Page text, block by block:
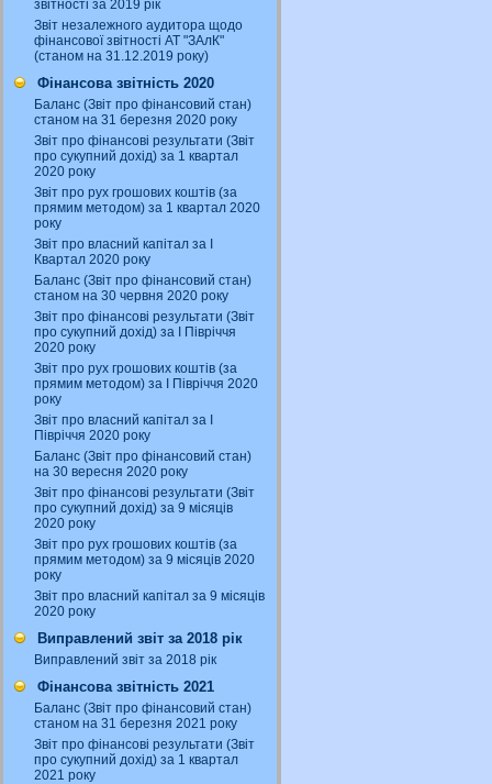
звітності за 2019 рік
Звіт незалежного аудитора щодо
фінансової звітності АТ "ЗАлК"
(станом на 31.12.2019 року)
Фінансова звітність 2020
Баланс (Звіт про фінансовий стан)
станом на 31 березня 2020 року
Звіт про фінансові результати (Звіт
про сукупний дохід) за 1 квартал
2020 року
Звіт про рух грошових коштів (за
прямим методом) за 1 квартал 2020
року
Звіт про власний капітал за І
Квартал 2020 року
Баланс (Звіт про фінансовий стан)
станом на 30 червня 2020 року
Звіт про фінансові результати (Звіт
про сукупний дохід) за І Півріччя
2020 року
Звіт про рух грошових коштів (за
прямим методом) за І Півріччя 2020
року
Звіт про власний капітал за І
Півріччя 2020 року
Баланс (Звіт про фінансовий стан)
на 30 вересня 2020 року
Звіт про фінансові результати (Звіт
про сукупний дохід) за 9 місяців
2020 року
Звіт про рух грошових коштів (за
прямим методом) за 9 місяців 2020
року
Звіт про власний капітал за 9 місяців
2020 року
Виправлений звіт за 2018 рік
Виправлений звіт за 2018 рік
Фінансова звітність 2021
Баланс (Звіт про фінансовий стан)
станом на 31 березня 2021 року
Звіт про фінансові результати (Звіт
про сукупний дохід) за 1 квартал
2021 року